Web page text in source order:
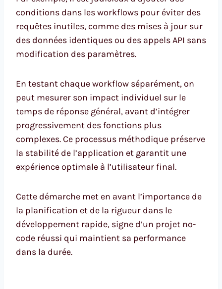
conditions dans les workflows pour éviter des
requêtes inutiles, comme des mises à jour sur
des données identiques ou des appels API sans
modification des paramètres.
En testant chaque workflow séparément, on
peut mesurer son impact individuel sur le
temps de réponse général, avant d’intégrer
progressivement des fonctions plus
complexes. Ce processus méthodique préserve
la stabilité de l’application et garantit une
expérience optimale à l’utilisateur final.
Cette démarche met en avant l’importance de
la planification et de la rigueur dans le
développement rapide, signe d’un projet no-
code réussi qui maintient sa performance
dans la durée.